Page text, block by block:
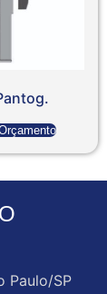
Paulo/SP